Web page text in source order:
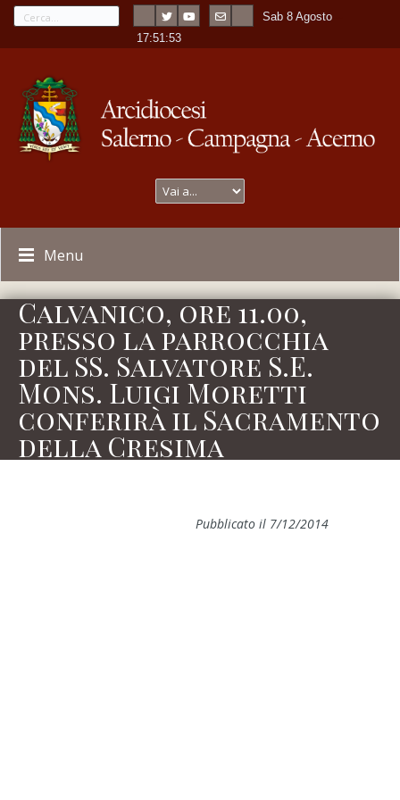
Sab 8 Agosto
17:51:53
Menu
Calvanico, ore 11.00,
presso la parrocchia
del SS. Salvatore S.E.
Mons. Luigi Moretti
conferirà il Sacramento
della Cresima
Pubblicato il 7/12/2014